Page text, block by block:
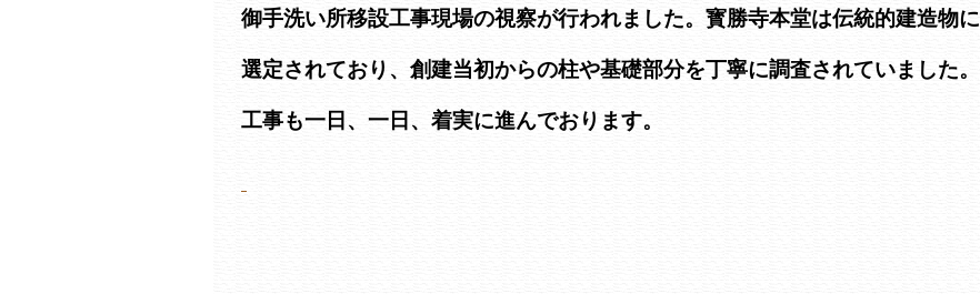
御手洗い所移設工事現場の視察が行われました。寳勝寺本堂は伝統的建造物に
選定されており、創建当初からの柱や基礎部分を丁寧に調査されていました。
工事も一日、一日、着実に進んでおります。